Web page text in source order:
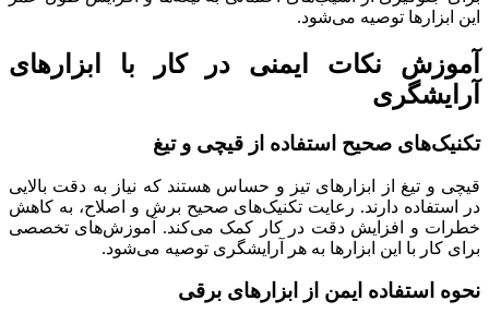
این ابزارها توصیه می‌شود.
آموزش نکات ایمنی در کار با ابزارهای
آرایشگری
تکنیک‌های صحیح استفاده از قیچی و تیغ
قیچی و تیغ از ابزارهای تیز و حساس هستند که نیاز به دقت بالایی
در استفاده دارند. رعایت تکنیک‌های صحیح برش و اصلاح، به کاهش
خطرات و افزایش دقت در کار کمک می‌کند. آموزش‌های تخصصی
برای کار با این ابزارها به هر آرایشگری توصیه می‌شود.
نحوه استفاده ایمن از ابزارهای برقی